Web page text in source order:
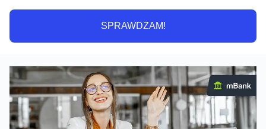
SPRAWDZAM!